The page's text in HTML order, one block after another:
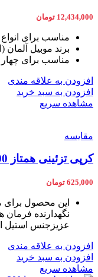
12,434,000 تومان
مناسب برای
برند موبیل آلمان
مناسب برای
افزودن به علاقه مندی
افزودن به سبد خرید
مشاهده سریع
مقایسه
کرپی تزئینی همتاز 200 ایرانی
625,000 تومان
این محصول برای
نگهدارنده
عزیزجنس استیل
افزودن به علاقه مندی
افزودن به سبد خرید
مشاهده سریع